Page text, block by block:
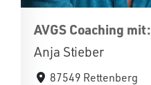
AVGS Coaching mit:
Anja Stieber
87549 Rettenberg